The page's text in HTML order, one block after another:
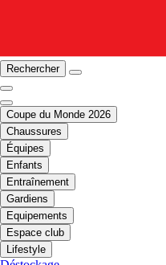
Rechercher
Coupe du Monde 2026
Chaussures
Équipes
Enfants
Entraînement
Gardiens
Equipements
Espace club
Lifestyle